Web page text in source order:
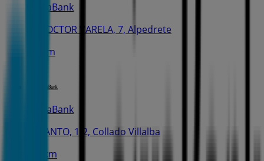
CaixaBank
C. DOCTOR VARELA, 7, Alpedrete
664 m
CaixaBank
C. SANTO, 1-2, Collado Villalba
3.6 km